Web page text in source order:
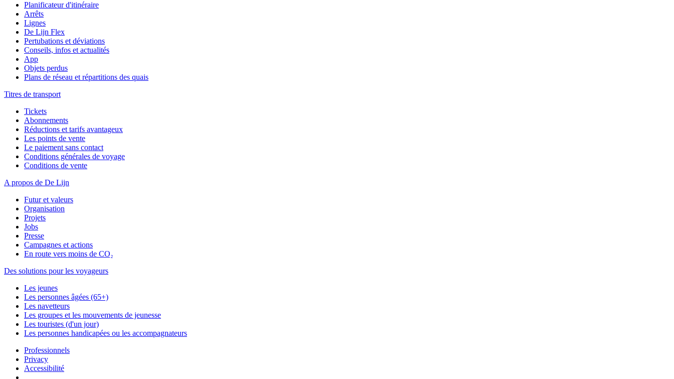
Planificateur d'itinéraire
Arrêts
Lignes
De Lijn Flex
Pertubations et déviations
Conseils, infos et actualités
App
Objets perdus
Plans de réseau et répartitions des quais
Titres de transport
Tickets
Abonnements
Réductions et tarifs avantageux
Les points de vente
Le paiement sans contact
Conditions générales de voyage
Conditions de vente
A propos de De Lijn
Futur et valeurs
Organisation
Projets
Jobs
Presse
Campagnes et actions
En route vers moins de CO₂
Des solutions pour les voyageurs
Les jeunes
Les personnes âgées (65+)
Les navetteurs
Les groupes et les mouvements de jeunesse
Les touristes (d'un jour)
Les personnes handicapées ou les accompagnateurs
Professionnels
Privacy
Accessibilité